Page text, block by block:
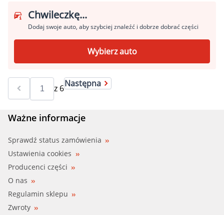
Chwileczkę...
Dodaj swoje auto, aby szybciej znaleźć i dobrze dobrać części
Wybierz auto
z 6Następna
Ważne informacje
Sprawdź status zamówienia
Ustawienia cookies
Producenci części
O nas
Regulamin sklepu
Zwroty